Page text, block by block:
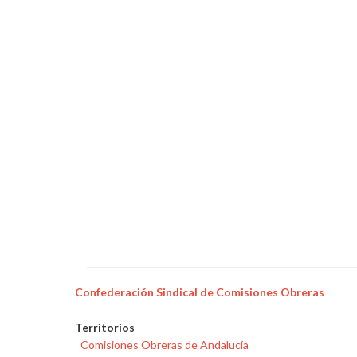
Confederación Sindical de Comisiones Obreras
Territorios
Comisiones Obreras de Andalucía